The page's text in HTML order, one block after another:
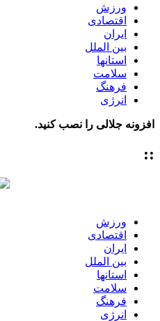
ورزش
اقتصادی
ایران
بین الملل
استانها
سلامت
فرهنگ
انرژی
افزونه جلالی را نصب کنید.
::
ورزش
اقتصادی
ایران
بین الملل
استانها
سلامت
فرهنگ
انرژی